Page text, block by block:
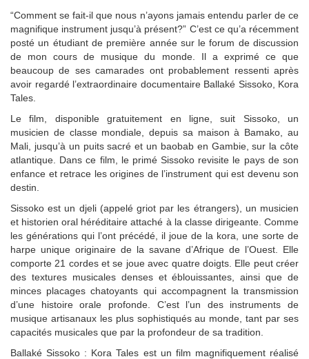
“Comment se fait-il que nous n’ayons jamais entendu parler de ce
magnifique instrument jusqu’à présent?” C’est ce qu’a récemment
posté un étudiant de première année sur le forum de discussion
de mon cours de musique du monde. Il a exprimé ce que
beaucoup de ses camarades ont probablement ressenti après
avoir regardé l’extraordinaire documentaire Ballaké Sissoko, Kora
Tales.
Le film, disponible gratuitement en ligne, suit Sissoko, un
musicien de classe mondiale, depuis sa maison à Bamako, au
Mali, jusqu’à un puits sacré et un baobab en Gambie, sur la côte
atlantique. Dans ce film, le primé Sissoko revisite le pays de son
enfance et retrace les origines de l’instrument qui est devenu son
destin.
Sissoko est un djeli (appelé griot par les étrangers), un musicien
et historien oral héréditaire attaché à la classe dirigeante. Comme
les générations qui l’ont précédé, il joue de la kora, une sorte de
harpe unique originaire de la savane d’Afrique de l’Ouest. Elle
comporte 21 cordes et se joue avec quatre doigts. Elle peut créer
des textures musicales denses et éblouissantes, ainsi que de
minces placages chatoyants qui accompagnent la transmission
d’une histoire orale profonde. C’est l’un des instruments de
musique artisanaux les plus sophistiqués au monde, tant par ses
capacités musicales que par la profondeur de sa tradition.
Ballaké Sissoko : Kora Tales est un film magnifiquement réalisé